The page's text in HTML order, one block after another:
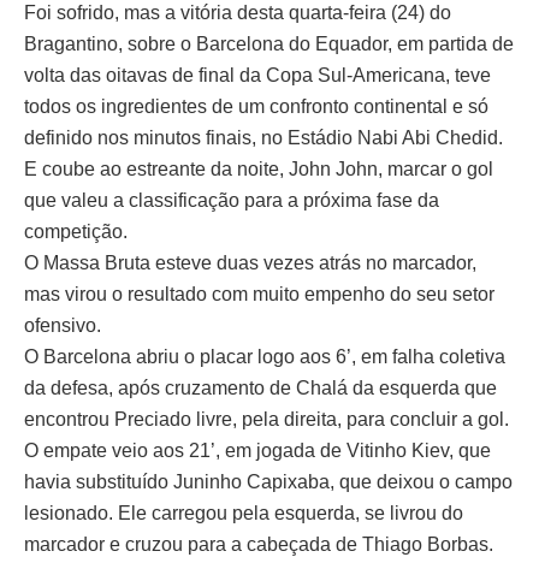
Foi sofrido, mas a vitória desta quarta-feira (24) do
Bragantino, sobre o Barcelona do Equador, em partida de
volta das oitavas de final da Copa Sul-Americana, teve
todos os ingredientes de um confronto continental e só
definido nos minutos finais, no Estádio Nabi Abi Chedid.
E coube ao estreante da noite, John John, marcar o gol
que valeu a classificação para a próxima fase da
competição.
O Massa Bruta esteve duas vezes atrás no marcador,
mas virou o resultado com muito empenho do seu setor
ofensivo.
O Barcelona abriu o placar logo aos 6’, em falha coletiva
da defesa, após cruzamento de Chalá da esquerda que
encontrou Preciado livre, pela direita, para concluir a gol.
O empate veio aos 21’, em jogada de Vitinho Kiev, que
havia substituído Juninho Capixaba, que deixou o campo
lesionado. Ele carregou pela esquerda, se livrou do
marcador e cruzou para a cabeçada de Thiago Borbas.